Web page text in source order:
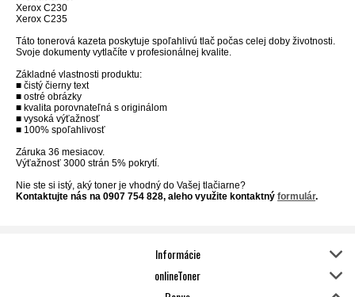
Xerox C230
Xerox C235
Táto tonerová kazeta poskytuje spoľahlivú tlač počas celej doby životnosti.
Svoje dokumenty vytlačíte v profesionálnej kvalite.
Základné vlastnosti produktu:
■ čistý čierny text
■ ostré obrázky
■ kvalita porovnateľná s originálom
■ vysoká výťažnosť
■ 100% spoľahlivosť
Záruka 36 mesiacov.
Výťažnosť 3000 strán 5% pokrytí.
Nie ste si istý, aký toner je vhodný do Vašej tlačiarne?
Kontaktujte nás na 0907 754 828, aleho využite kontaktný formulár.
Informácie
onlineToner